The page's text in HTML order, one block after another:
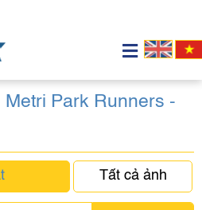
Park Runners -
Tất cả ảnh